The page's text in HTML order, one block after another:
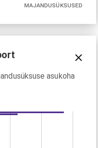
MAJANDUSÜKSUSED
asukoha